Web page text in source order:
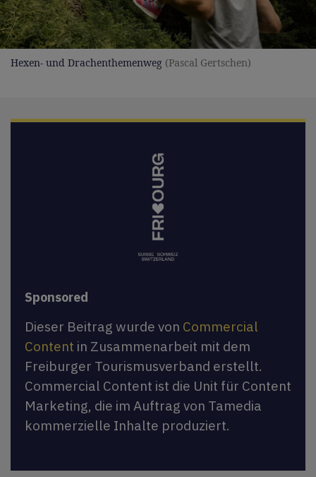
Hexen- und Drachenthemenweg (Pascal Gertschen)
Sponsored
Dieser Beitrag wurde von Commercial
Content in Zusammenarbeit mit dem
Freiburger Tourismusverband erstellt.
Commercial Content ist die Unit für Content
Marketing, die im Auftrag von Tamedia
kommerzielle Inhalte produziert.